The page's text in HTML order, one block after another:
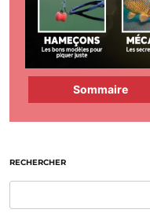
Sommaire
RECHERCHER